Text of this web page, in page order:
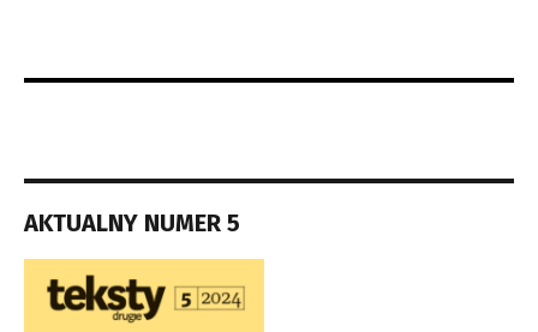
AKTUALNY NUMER 5